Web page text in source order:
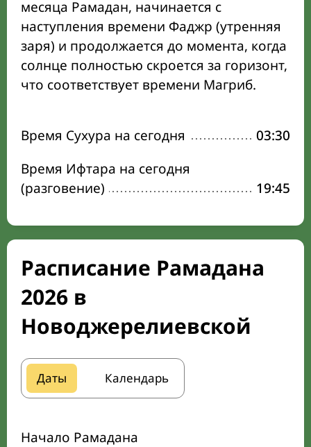
месяца Рамадан, начинается с
наступления времени Фаджр (утренняя
заря) и продолжается до момента, когда
солнце полностью скроется за горизонт,
что соответствует времени Магриб.
Время Сухура на сегодня
03:30
Время Ифтара на сегодня
(разговение)
19:45
Расписание Рамадана
2026 в
Новоджерелиевской
Даты Календарь
Начало Рамадана